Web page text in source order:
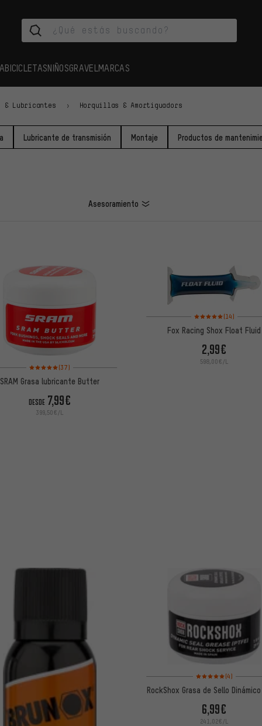
BICICLETASNIÑOSGRAVEL MARCAS
& Lubricantes Horquillas & Amortiguadors
Lubricante de transmisión Montaje Productos de
Asesoramiento
Valoración media: 5 de 5 basada en 37 reseñas
(37)
SRAM Grasa lubricante Butter
DESDE 7,99€
399,50€/L
Valoración media: 5 de
(14)
Fox Racing Shox Float Fluid
2,99€
598,00€/L
Valoración media: 5
(4)
RockShox Grasa de Sello
6,99€
241,02€/L